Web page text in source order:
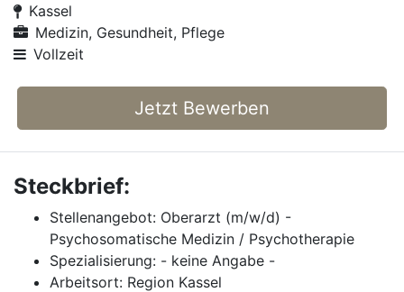
Kassel
Medizin, Gesundheit, Pflege
Vollzeit
Jetzt Bewerben
Steckbrief:
Stellenangebot: Oberarzt (m/w/d) -
Psychosomatische Medizin / Psychotherapie
Spezialisierung: - keine Angabe -
Arbeitsort: Region Kassel